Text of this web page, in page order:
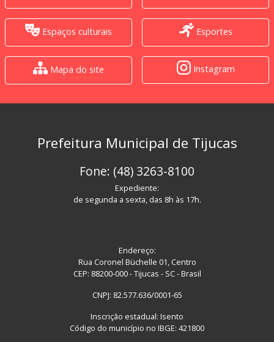
Espaços culturais Esportes
Mapa do site Instagram
Prefeitura Municipal de Tijucas
Fone: (48) 3263-8100
Expediente:
de segunda a sexta, das 8h às 17h.
Endereço:
Rua Coronel Büchelle 01, Centro
CEP: 88200-000 - Tijucas - SC - Brasil
CNPJ: 82.577.636/0001-65
Inscrição estadual: Isento
Código do município no IBGE: 421800